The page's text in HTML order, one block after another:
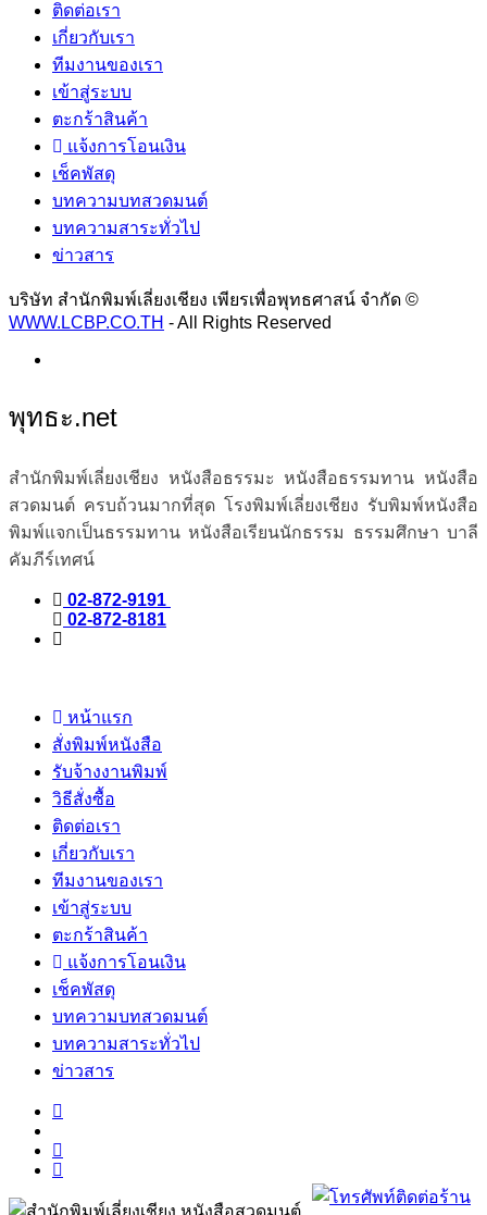
ติดต่อเรา
เกี่ยวกับเรา
ทีมงานของเรา
เข้าสู่ระบบ
ตะกร้าสินค้า
แจ้งการโอนเงิน
เช็คพัสดุ
บทความบทสวดมนต์
บทความสาระทั่วไป
ข่าวสาร
บริษัท สำนักพิมพ์เลี่ยงเชียง เพียรเพื่อพุทธศาสน์ จำกัด ©
WWW.LCBP.CO.TH - All Rights Reserved
พุทธะ.net
สำนักพิมพ์เลี่ยงเชียง หนังสือธรรมะ หนังสือธรรมทาน หนังสือ
สวดมนต์ ครบถ้วนมากที่สุด โรงพิมพ์เลี่ยงเชียง รับพิมพ์หนังสือ
พิมพ์แจกเป็นธรรมทาน หนังสือเรียนนักธรรม ธรรมศึกษา บาลี
คัมภีร์เทศน์
02-872-9191
02-872-8181
หน้าแรก
สั่งพิมพ์หนังสือ
รับจ้างงานพิมพ์
วิธีสั่งซื้อ
ติดต่อเรา
เกี่ยวกับเรา
ทีมงานของเรา
เข้าสู่ระบบ
ตะกร้าสินค้า
แจ้งการโอนเงิน
เช็คพัสดุ
บทความบทสวดมนต์
บทความสาระทั่วไป
ข่าวสาร